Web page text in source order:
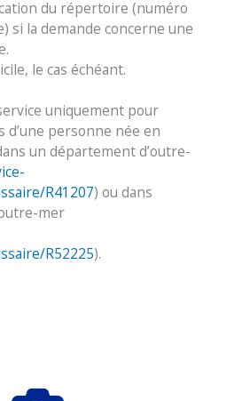
du répertoire (numéro
si la demande concerne une
le cas échéant.
uniquement pour
personne née en
un département d’outre-
R41207) ou dans
mer
R52225).